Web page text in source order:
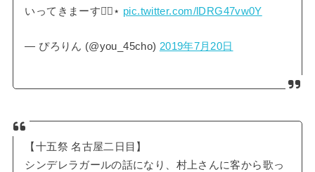
いってきまーす◡̈⃝︎⋆ pic.twitter.com/lDRG47vw0Y
— ぴろりん (@you_45cho) 2019年7月20日
【十五祭 名古屋二日目】
シンデレラガールの話になり、村上さんに客から歌っ